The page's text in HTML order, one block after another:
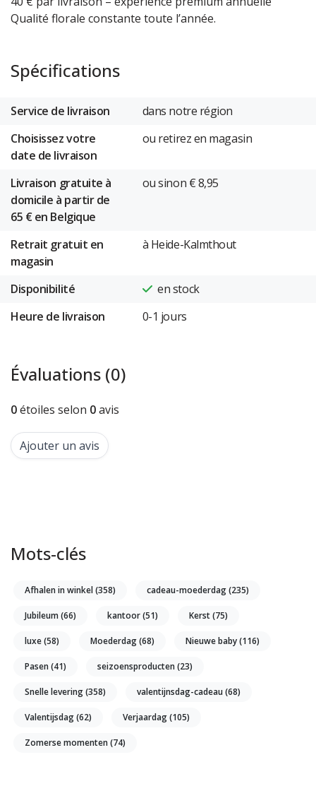
Qualité florale constante toute l’année.
Spécifications
Service de livraison
dans notre région
Choisissez votre
date de livraison
ou retirez en magasin
Livraison gratuite à
domicile à partir de
65 € en Belgique
ou sinon € 8,95
Retrait gratuit en
magasin
à Heide-Kalmthout
Disponibilité
en stock
Heure de livraison
0-1 jours
Évaluations (0)
0étoiles selon 0avis
Ajouter un avis
Mots-clés
Afhalen in winkel(358) cadeau-moederdag(235)
Jubileum(66) kantoor(51) Kerst(75)
luxe(58) Moederdag(68) Nieuwe baby(116)
Pasen(41) seizoensproducten(23)
Snelle levering(358) valentijnsdag-cadeau(68)
Valentijsdag(62) Verjaardag(105)
Zomerse momenten(74)